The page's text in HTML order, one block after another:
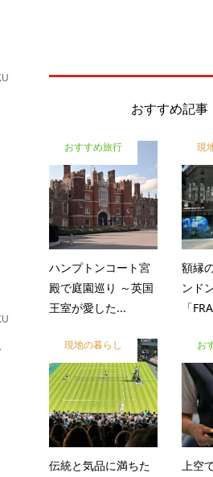
おすすめ記事
おすすめ旅行
ハンプトンコート宮
殿で庭園巡り ～英国
王室が愛した...
現
額縁
ンド
「
現地の暮らし
伝統と気品に満ちた
お
上空